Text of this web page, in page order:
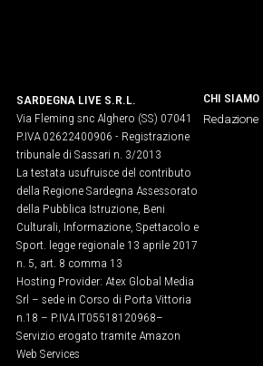
SARDEGNA LIVE S.R.L.
Via Fleming snc Alghero (SS) 07041
P.IVA 02622400906 - Registrazione
tribunale di Sassari n. 3/2013
La testata usufruisce del contributo
della Regione Sardegna Assessorato
della Pubblica Istruzione, Beni
Culturali, Informazione, Spettacolo e
Sport. legge regionale 13 aprile 2017
n. 5, art. 8 comma 13
Hosting Provider: Atex Global Media
Srl – sede in Corso di Porta Vittoria
n.18 – P.IVA IT05518120968​–
Servizio erogato tramite Amazon
Web Services
CHI SIAMO
Redazione